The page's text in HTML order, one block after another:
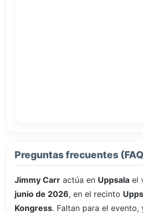
Preguntas frecuentes
Jimmy Carr actúa en Uppsala el
junio de 2026, en el recinto
Kongress. Faltan para el evento,